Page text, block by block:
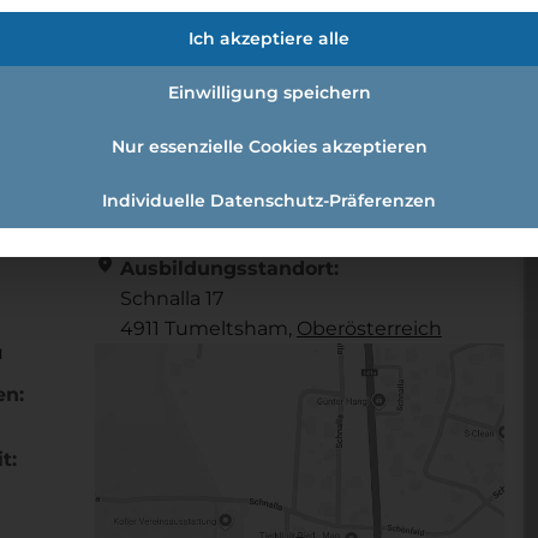
(w /m /d)
location_on Ausbildungsstandort:
Schnalla 17
4911 Tumeltsham, Ober­österreich
Ich akzeptiere alle
Einwilligung speichern
Nur essenzielle Cookies akzeptieren
Individuelle Datenschutz-Präferenzen